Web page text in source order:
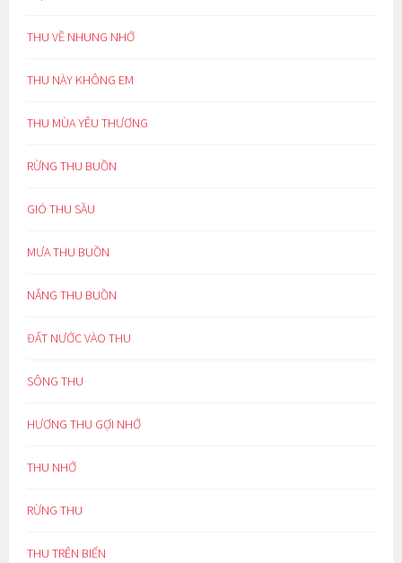
THU VỀ NHUNG NHỚ
THU NÀY KHÔNG EM
THU MÙA YÊU THƯƠNG
RỪNG THU BUỒN
GIÓ THU SẦU
MƯA THU BUỒN
NẮNG THU BUỒN
ĐẤT NƯỚC VÀO THU
SÔNG THU
HƯƠNG THU GỢI NHỚ
THU NHỚ
RỪNG THU
THU TRÊN BIỂN